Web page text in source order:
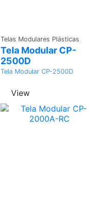
Telas Modulares Plásticas
Tela Modular CP-
2500D
Tela Modular CP-2500D
View